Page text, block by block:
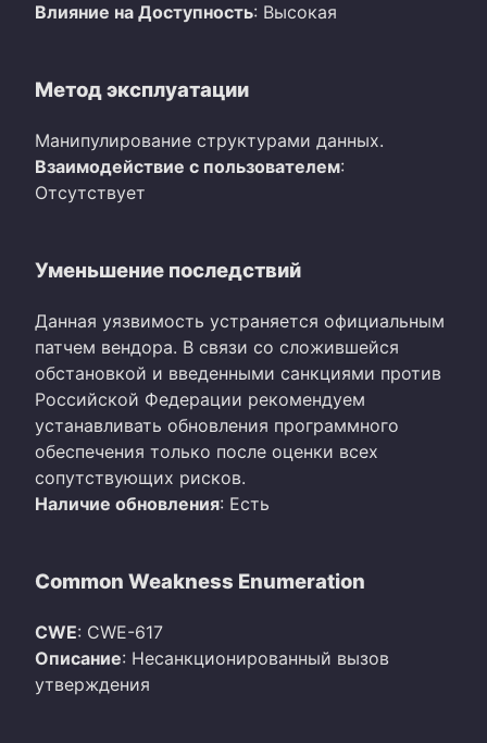
Влияние на Доступность: Высокая
Метод эксплуатации
Манипулирование структурами данных.
Взаимодействие с пользователем:
Отсутствует
Уменьшение последствий
Данная уязвимость устраняется официальным
патчем вендора. В связи со сложившейся
обстановкой и введенными санкциями против
Российской Федерации рекомендуем
устанавливать обновления программного
обеспечения только после оценки всех
сопутствующих рисков.
Наличие обновления: Есть
Common Weakness Enumeration
CWE: CWE-617
Описание: Несанкционированный вызов
утверждения